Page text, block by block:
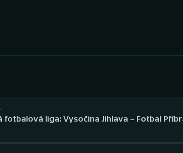
Plážový volejbal
fotbalová liga: Vysočina Jihlava – Fotbal